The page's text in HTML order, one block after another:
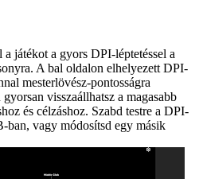
játékot a gyors DPI-léptetéssel a
A bal oldalon elhelyezett DPI-
mesterlövész-pontosságra
visszaállhatsz a magasabb
és célzáshoz. Szabd testre a DPI-
ban, vagy módosítsd egy másik